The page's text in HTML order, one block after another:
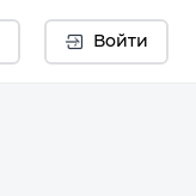
Войти